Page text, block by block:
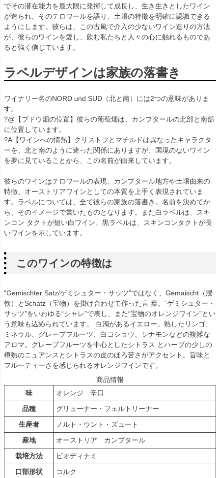
でその潜在能力を最大限に発揮して成長し、生き生きとしたワイン
が造られ、そのテロワールを語り、土壌の特徴を明確に認識できる
ようにします。彼らは、この古風で介入の少ないワイン造りの方法
が、彼らのワインを愛し、飲む私たちと人々の心に触れるものであ
ると強く信じています。
ラベルデザインは家族の落書き
ワイナリー名のNORD und SUD（北と南）には2つの意味がありま
す。
?@【ブドウ畑の位置】彼らの葡萄畑は、カンプタールの北部と南部
に位置しています。
?A【ワインへの情熱】クリストフとマチルドは異なったキャラクタ
ーを、北と南のように違った関係にありますが、国境のないワイン
を夢に見ていることから、この名前が由来しています。
彼らのワインはテロワールの表現、カンプタール地方や土壌由来の
特徴、オーストリアワインとしての本質を上手く表現されていま
す。ラベルについては、全て彼らの家族の落書き。名前を決めてか
ら、そのイメージで書いたものとなります。また白ラベルは、スキ
ンコン タクトが短い白ワイン、黒ラベルは、スキンコンタクトが長
いワインを示しています。
このワインの特徴は
“Gemischter Satz/ゲミシュター・サッツ”ではなく、Gemaischt（浸
軟）とSchatz（宝物）を掛け合わせて作った言 葉。“ゲミシュター・
サッツ”をいわゆる“シャレ”で表し、また“宝物のオレンジワイン”とい
う意味も込められています。 白濁があるイエロー。熟したリンゴ、
ミネラル、グレープフルーツ、白コショウ、シナモンなどの複雑な
アロマ。グレープフルーツを中心としたシトラス とハーブの少しの
樽熟のニュアンスとシトラスの皮のほろ苦さがアクセント。旨味と
フルーティーさを感じられるオレンジワインです。
商品情報
味
オレンジ 辛口
品種
グリューナー・フェルトリーナー
生産者
ノルト・ウント・ズュート
産地
オーストリア カンプタール
栽培方法
ビオディナミ
口部形状
コルク